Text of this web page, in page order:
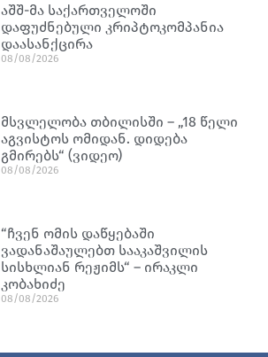
აშშ-მა საქართველოში
დაფუძნებული კრიპტოკომპანია
დაასანქცირა
08/08/2026
მსვლელობა თბილისში – „18 წელი
აგვისტოს ომიდან. დიდება
გმირებს“ (ვიდეო)
08/08/2026
“ჩვენ ომის დაწყებაში
ვადანაშაულებთ სააკაშვილის
სისხლიან რეჟიმს“ – ირაკლი
კობახიძე
08/08/2026